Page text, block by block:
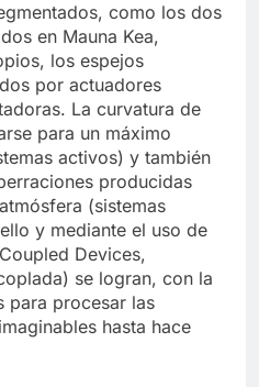
como los dos
en Mauna Kea,
los espejos
por actuadores
La curvatura de
para un máximo
activos) y también
producidas
(sistemas
y mediante el uso de
Devices,
se logran, con la
para procesar las
hasta hace